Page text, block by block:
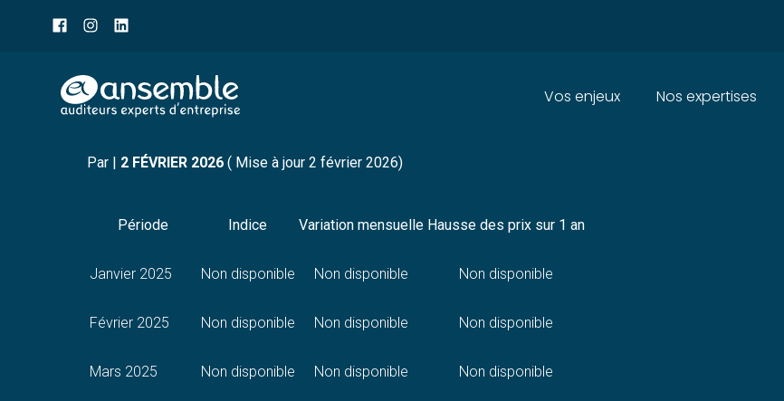
header
Aller
au
Principal
Vos enjeux Nos expertises
INDICE DES PRIX À LA CONSOMMATION À
Par | 2 FÉVRIER 2026( Mise à jour 2 février 2026)
Période Indice Variation mensuelle Hausse des prix sur 1 an
Janvier 2025 Non disponible Non disponible Non disponible
Février 2025 Non disponible Non disponible Non disponible
Mars 2025 Non disponible Non disponible Non disponible